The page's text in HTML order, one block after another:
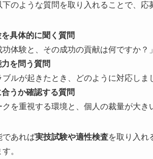
のような質問を取り入れることで、応
具体的に聞く質問
功体験と、その成功の貢献は何ですか？」
を問う質問
ブルが起きたとき、どのように対応しま
うか確認する質問
クを重視する環境と、個人の裁量が大
であれば実技試験や適性検査を取り入れ
。